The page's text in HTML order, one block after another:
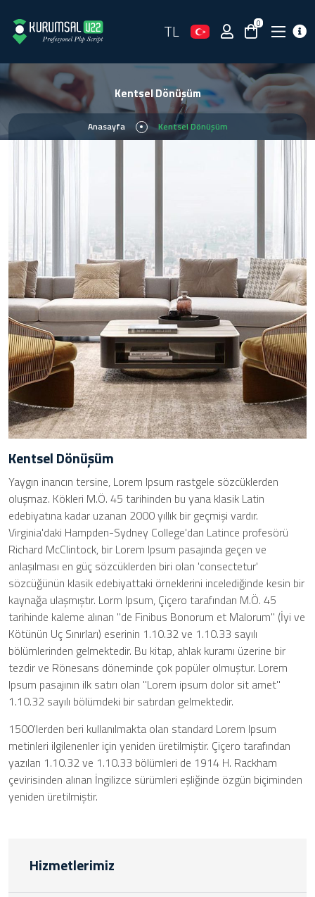
TL 0
Kentsel Dönüşüm
Anasayfa Kentsel Dönüşüm
Kentsel Dönüşüm
Yaygın inancın tersine, Lorem Ipsum rastgele sözcüklerden
oluşmaz. Kökleri M.Ö. 45 tarihinden bu yana klasik Latin
edebiyatına kadar uzanan 2000 yıllık bir geçmişi vardır.
Virginia'daki Hampden-Sydney College'dan Latince profesörü
Richard McClintock, bir Lorem Ipsum pasajında geçen ve
anlaşılması en güç sözcüklerden biri olan 'consectetur'
sözcüğünün klasik edebiyattaki örneklerini incelediğinde kesin bir
kaynağa ulaşmıştır. Lorm Ipsum, Çiçero tarafından M.Ö. 45
tarihinde kaleme alınan "de Finibus Bonorum et Malorum" (İyi ve
Kötünün Uç Sınırları) eserinin 1.10.32 ve 1.10.33 sayılı
bölümlerinden gelmektedir. Bu kitap, ahlak kuramı üzerine bir
tezdir ve Rönesans döneminde çok popüler olmuştur. Lorem
Ipsum pasajının ilk satırı olan "Lorem ipsum dolor sit amet"
1.10.32 sayılı bölümdeki bir satırdan gelmektedir.
1500'lerden beri kullanılmakta olan standard Lorem Ipsum
metinleri ilgilenenler için yeniden üretilmiştir. Çiçero tarafından
yazılan 1.10.32 ve 1.10.33 bölümleri de 1914 H. Rackham
çevirisinden alınan İngilizce sürümleri eşliğinde özgün biçiminden
yeniden üretilmiştir.
Hizmetlerimiz